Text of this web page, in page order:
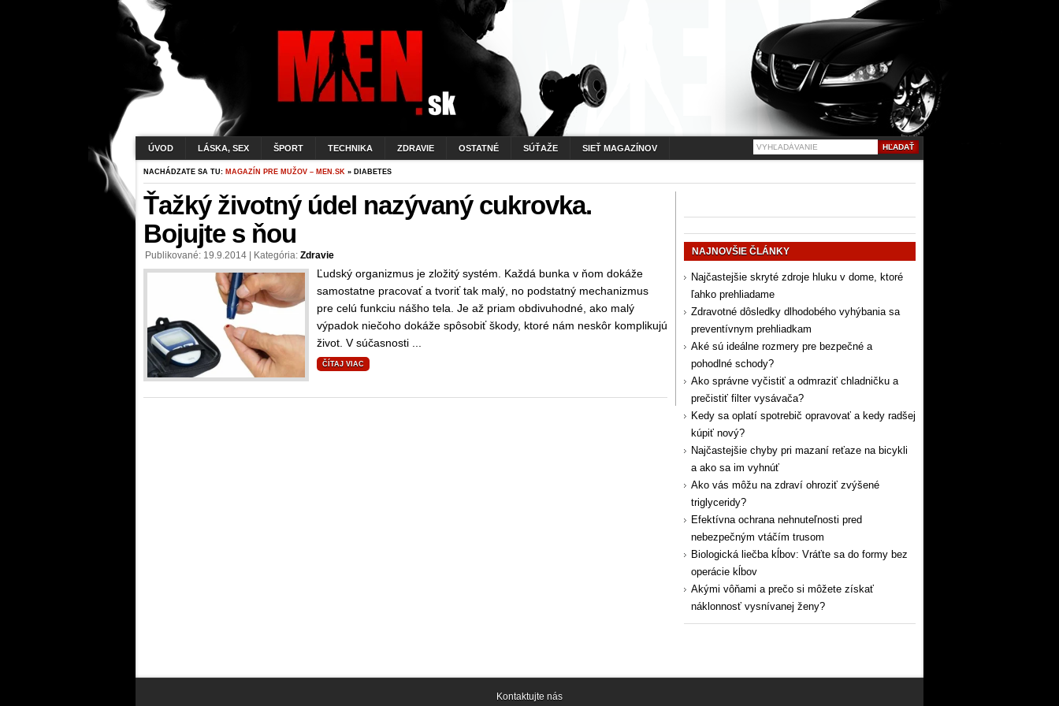
ÚVOD LÁSKA, SEX ŠPORT TECHNIKA ZDRAVIE OSTATNÉ SÚŤAŽE SIEŤ MAGAZÍNOV
NACHÁDZATE SA TU: MAGAZÍN PRE MUŽOV – MEN.SK » DIABETES
Ťažký životný údel nazývaný cukrovka.
Bojujte s ňou
Publikované: 19.9.2014 | Kategória: Zdravie
Ľudský organizmus je zložitý systém. Každá bunka v ňom dokáže
samostatne pracovať a tvoriť tak malý, no podstatný mechanizmus
pre celú funkciu nášho tela. Je až priam obdivuhodné, ako malý
výpadok niečoho dokáže spôsobiť škody, ktoré nám neskôr komplikujú
život. V súčasnosti ...
ČÍTAJ VIAC
NAJNOVŠIE ČLÁNKY
Najčastejšie skryté zdroje hluku v dome, ktoré
ľahko prehliadame
Zdravotné dôsledky dlhodobého vyhýbania sa
preventívnym prehliadkam
Aké sú ideálne rozmery pre bezpečné a
pohodlné schody?
Ako správne vyčistiť a odmraziť chladničku a
prečistiť filter vysávača?
Kedy sa oplatí spotrebič opravovať a kedy radšej
kúpiť nový?
Najčastejšie chyby pri mazaní reťaze na bicykli
a ako sa im vyhnúť
Ako vás môžu na zdraví ohroziť zvýšené
triglyceridy?
Efektívna ochrana nehnuteľnosti pred
nebezpečným vtáčím trusom
Biologická liečba kĺbov: Vráťte sa do formy bez
operácie kĺbov
Akými vôňami a prečo si môžete získať
náklonnosť vysnívanej ženy?
Kontaktujte nás